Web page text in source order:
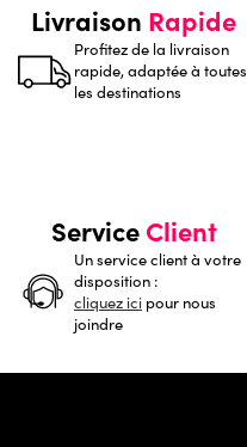
Livraison Rapide
Profitez de la livraison
rapide, adaptée à toutes
les destinations
ServiceClient
Un service client à votre
disposition :
cliquez ici pour nous
joindre